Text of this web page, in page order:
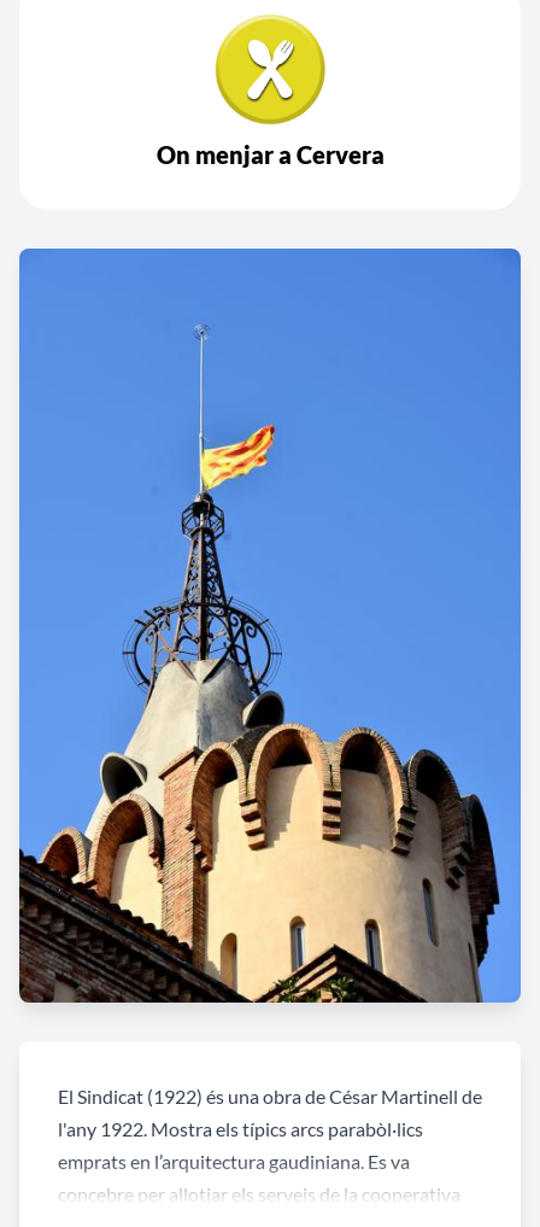
On menjar a Cervera
El Sindicat (1922) és una obra de César Martinell de
l'any 1922. Mostra els típics arcs parabòl·lics
emprats en l’arquitectura gaudiniana. Es va
concebre per allotjar els serveis de la cooperativa